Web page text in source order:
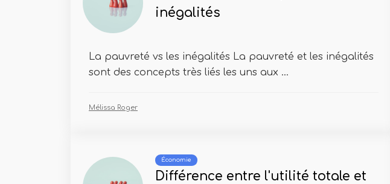
inégalités
La pauvreté vs les inégalités La pauvreté et les inégalités
sont des concepts très liés les uns aux ...
Mélissa Roger
Économie
Différence entre l'utilité totale et